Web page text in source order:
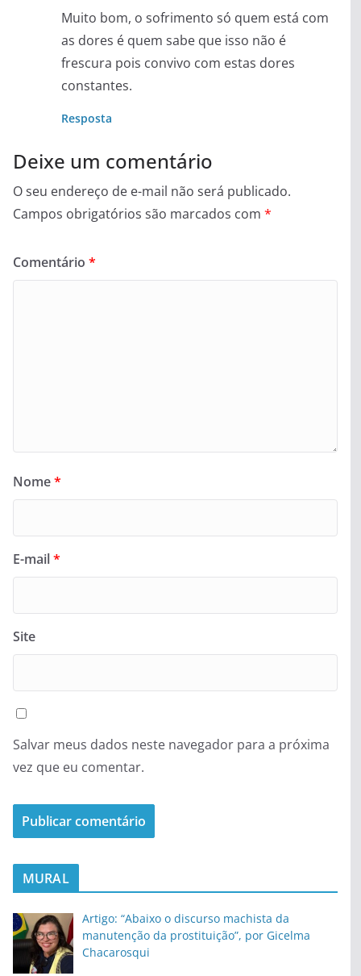
Muito bom, o sofrimento só quem está com
as dores é quem sabe que isso não é
frescura pois convivo com estas dores
constantes.
Resposta
Deixe um comentário
O seu endereço de e-mail não será publicado.
Campos obrigatórios são marcados com *
Comentário *
Nome*
E-mail*
Site
Salvar meus dados neste navegador para a próxima
vez que eu comentar.
MURAL
Artigo: “Abaixo o discurso machista da
manutenção da prostituição”, por Gicelma
Chacarosqui